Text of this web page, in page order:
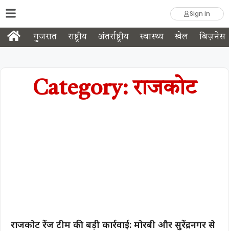
Sign in
गुजरात राष्ट्रीय अंतर्राष्ट्रीय स्वास्थ्य खेल बिज़नेस
Category: राजकोट
राजकोट रेंज टीम की बड़ी कार्रवाई: मोरबी और सुरेंद्रनगर से